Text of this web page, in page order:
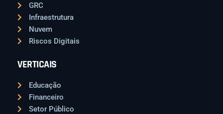
GRC
Infraestrutura
Nuvem
Riscos Digitais
VERTICAIS
Educação
Financeiro
Setor Público